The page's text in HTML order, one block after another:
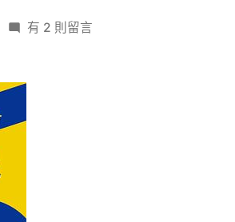
在
有 2 則留言